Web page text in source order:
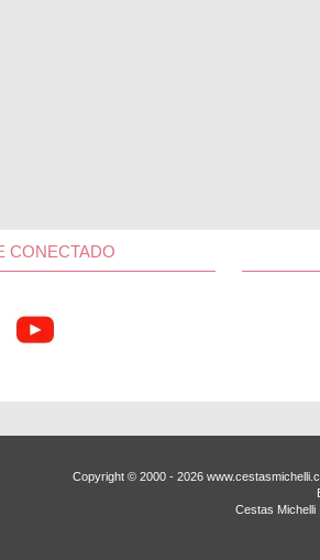
CONECTADO
Copyright © 2000 - ­2026
Cestas Michelli